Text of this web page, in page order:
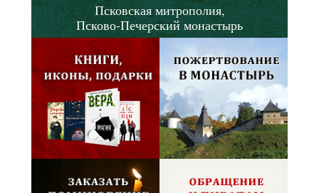
Псковская митрополия,
Псково-Печерский монастырь